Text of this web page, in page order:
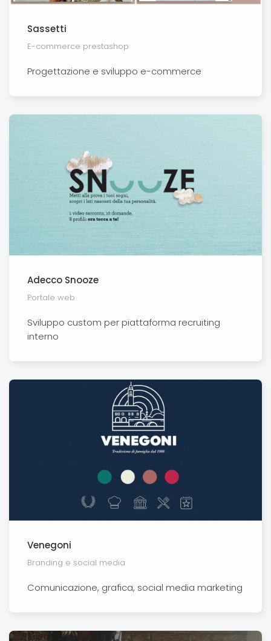
Sassetti
E-commerce prestashop
Progettazione e sviluppo e-commerce
Adecco Snooze
Portale web
Sviluppo custom per piattaforma recruiting
interno
Venegoni
Branding e social media
Comunicazione, grafica, social media marketing